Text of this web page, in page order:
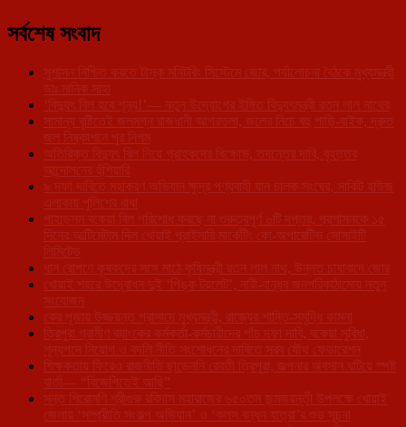
সর্বশেষ সংবাদ
সুশাসন নিশ্চিত করতে টাস্ক মনিটরিং সিস্টেমে জোর, পর্যালোচনা বৈঠকে মুখ্যমন্ত্রী
ডাঃ মানিক সাহা
‘বিদ্যুৎ বিল হবে শূন্য!’— নতুন উদ্যোগের ইঙ্গিত বিদ্যুৎমন্ত্রী রতন লাল নাথের
সামান্য বৃষ্টিতেই জলমগ্ন রাজধানী আগরতলা, জলের নিচে বহু গাড়ি-বাইক, দ্রুত
জল নিষ্কাশনে পুর নিগম
অতিরিক্ত বিদ্যুৎ বিল নিয়ে গ্রাহকদের বিক্ষোভ, তদন্তের দাবি, বৃহত্তর
আন্দোলনের হুঁশিয়ারি
৯ দফা দাবিতে মহাকরণ অভিযান ক্ষুদ্র পণ্যবাহী যান চালক সংঘের, সার্কিট হাউজ
এলাকায় পুলিশের বাধা
পাহাড়সম বকেয়া বিল পরিশোধ করছে না গুরুত্বপূর্ণ ৬টি দপ্তর, প্রশাসনকে ১৫
দিনের আল্টিমেটাম দিল খোয়াই প্রাইমারি মার্কেটিং কো-অপারেটিভ সোসাইটি
লিমিটেড
ধান রোপণে কৃষকদের সঙ্গে মাঠে কৃষিমন্ত্রী রতন লাল নাথ, উন্নত চাষাবাদে জোর
খোয়াই শহরে উদ্বোধন দুই ‘পিঙ্ক টয়লেট’, নারী-বান্ধব জনপরিকাঠামোয় নতুন
সংযোজন
কের পূজায় উজ্জয়ন্ত প্রাসাদে মুখ্যমন্ত্রী, রাজ্যের শান্তি-সমৃদ্ধি কামনা
ত্রিপুরা গ্রামীণ ব্যাংকের কর্মকর্তা-কর্মচারীদের পাঁচ দফা দাবি, বকেয়া সুবিধা,
শূন্যপদে নিয়োগ ও বদলি নীতি সংশোধনের দাবিতে সরব যৌথ ফেডারেশন
শিক্ষকতায় ফিরেও রাজনীতি ছাড়েননি রেবতী ত্রিপুরা, জল্পনার অবসান ঘটিয়ে স্পষ্ট
বার্তা— “বিজেপিতেই আছি”
সন্ত শিরোমণি শ্রীগুরু রবিদাস মহারাজের ৬৫০তম জন্মজয়ন্তী উপলক্ষে খোয়াই
জেলায় ‘সম্প্রীতি সংকল্প অভিযান’ ও ‘কলস বন্ধন যাত্রা’র শুভ সূচনা